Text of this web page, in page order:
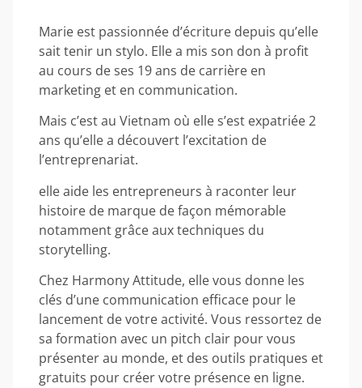
Marie est passionnée d’écriture depuis qu’elle
sait tenir un stylo. Elle a mis son don à profit
au cours de ses 19 ans de carrière en
marketing et en communication.
Mais c’est au Vietnam où elle s’est expatriée 2
ans qu’elle a découvert l’excitation de
l’entreprenariat.
elle aide les entrepreneurs à raconter leur
histoire de marque de façon mémorable
notamment grâce aux techniques du
storytelling.
Chez Harmony Attitude, elle vous donne les
clés d’une communication efficace pour le
lancement de votre activité. Vous ressortez de
sa formation avec un pitch clair pour vous
présenter au monde, et des outils pratiques et
gratuits pour créer votre présence en ligne.